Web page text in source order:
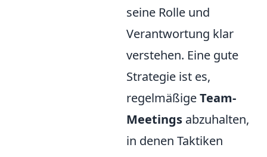
seine Rolle und
Verantwortung klar
verstehen. Eine gute
Strategie ist es,
regelmäßigeTeam-
Meetings abzuhalten,
in denen Taktiken